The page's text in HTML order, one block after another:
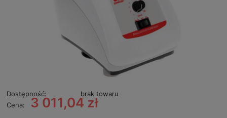
Dostępność:
brak towaru
Cena:
3 011,04 zł